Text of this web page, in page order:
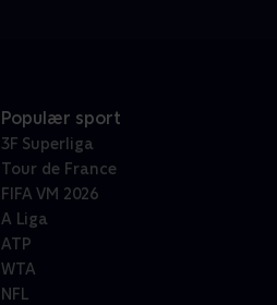
Populær sport
3F Superliga
Tour de France
FIFA VM 2026
A Liga
ATP
WTA
NFL